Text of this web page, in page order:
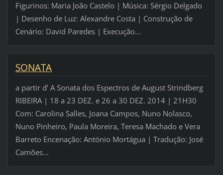
Figurinos: Maria João Castelo | Música: Sérgio Delgado
| Desenho de Luz: Alexandre Costa | Construção de
Cenário: David Paredes | Execução...
SONATA
a partir d’ A Sonata dos Espectros de August Strindberg
RIBEIRA | 18 a 23 DEZ. e 26 a 30 DEZ. 2014 | 21H30
Com: Carolina Salles, Joana Campos, Nuno Nolasco,
Nuno Pinheiro, Paula Moreira, Teresa Machado e Vera
Barreto Encenação: António Mortágua | Tradução: José
Camões...